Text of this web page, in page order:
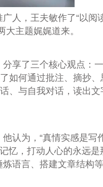
人，王夫敏作了“以阅
主题娓娓道来。
享了三个核心观点：
如何通过批注、摘抄
、与自我对话，读出
认为，“真情实感是
忆，打动人心的永远
语言、搭建文章结构